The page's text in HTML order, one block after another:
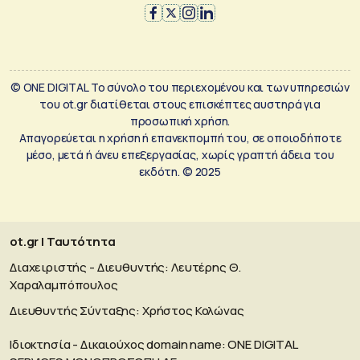
© ONE DIGITAL Το σύνολο του περιεχομένου και των υπηρεσιών
του ot.gr διατίθεται στους επισκέπτες αυστηρά για
προσωπική χρήση.
Απαγορεύεται η χρήση ή επανεκπομπή του, σε οποιοδήποτε
μέσο, μετά ή άνευ επεξεργασίας, χωρίς γραπτή άδεια του
εκδότη. © 2025
ot.gr | Ταυτότητα
Διαχειριστής - Διευθυντής: Λευτέρης Θ.
Χαραλαμπόπουλος
Διευθυντής Σύνταξης: Χρήστος Κολώνας
Ιδιοκτησία - Δικαιούχος domain name: ΟΝΕ DIGITAL